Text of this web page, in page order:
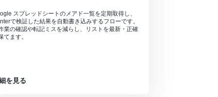
スプレッドシートのメアド一覧を定期取得し、
で検証した結果を自動書き込みするフローです。
業の確認や転記ミスを減らし、リストを最新・正確
てます。
を見る